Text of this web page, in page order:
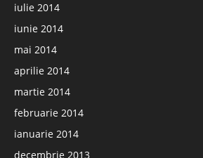
iulie 2014
iunie 2014
mai 2014
aprilie 2014
martie 2014
februarie 2014
ianuarie 2014
decembrie 2013